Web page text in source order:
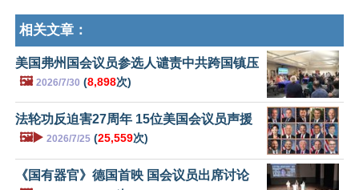
相关文章：
美国弗州国会议员参选人谴责中共跨国镇压
🖼️ 2026/7/30 (8,898次)
法轮功反迫害27周年 15位美国会议员声援
🖼️▶️ 2026/7/25 (25,559次)
《国有器官》德国首映 国会议员出席讨论